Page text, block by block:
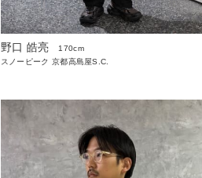
野口 皓亮
170cm
スノーピーク 京都高島屋S.C.